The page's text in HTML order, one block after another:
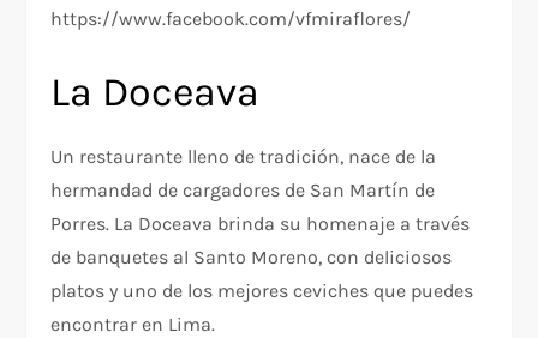
https://www.facebook.com/vfmiraflores/
La Doceava
Un restaurante lleno de tradición, nace de la
hermandad de cargadores de San Martín de
Porres. La Doceava brinda su homenaje a través
de banquetes al Santo Moreno, con deliciosos
platos y uno de los mejores ceviches que puedes
encontrar en Lima.